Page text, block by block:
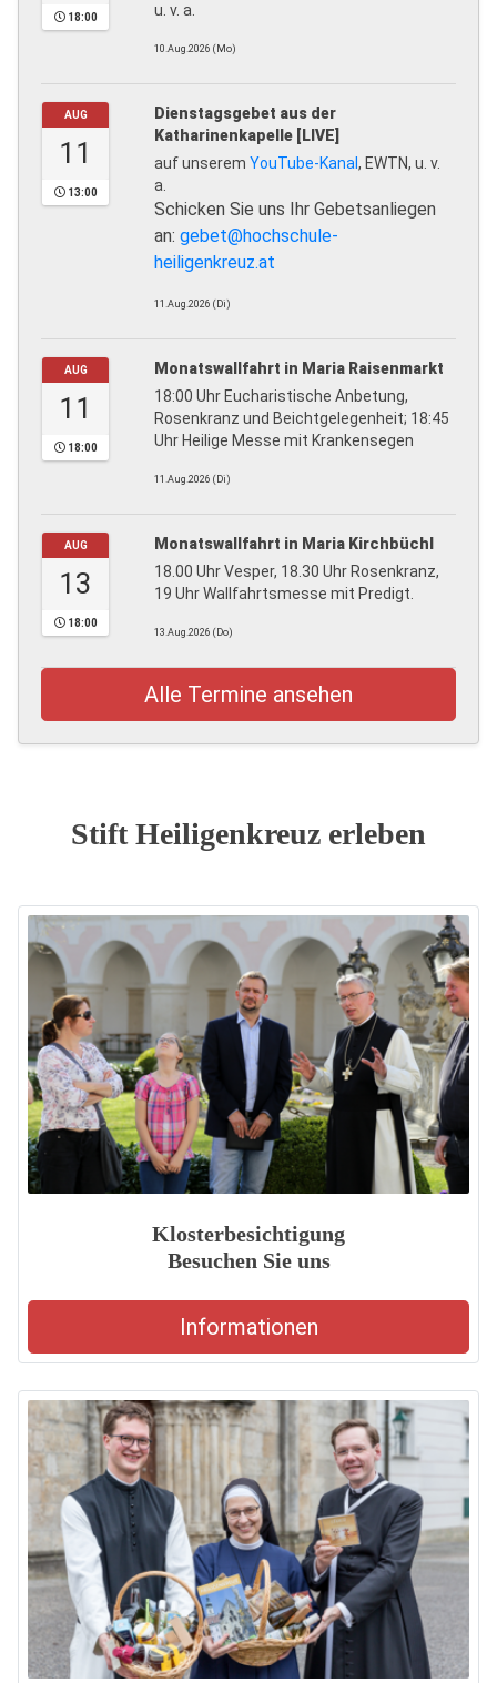
18:00
u. v. a.
10.Aug.2026 (Mo)
AUG
11
13:00
Dienstagsgebet aus der
Katharinenkapelle [LIVE]
auf unserem YouTube-Kanal, EWTN, u. v.
a.
Schicken Sie uns Ihr Gebetsanliegen
an: gebet@hochschule-
heiligenkreuz.at
11.Aug.2026 (Di)
AUG
11
18:00
Monatswallfahrt in Maria Raisenmarkt
18:00 Uhr Eucharistische Anbetung,
Rosenkranz und Beichtgelegenheit; 18:45
Uhr Heilige Messe mit Krankensegen
11.Aug.2026 (Di)
AUG
13
18:00
Monatswallfahrt in Maria Kirchbüchl
18.00 Uhr Vesper, 18.30 Uhr Rosenkranz,
19 Uhr Wallfahrtsmesse mit Predigt.
13.Aug.2026 (Do)
Alle Termine ansehen
Stift Heiligenkreuz erleben
Klosterbesichtigung
Besuchen Sie uns
Informationen